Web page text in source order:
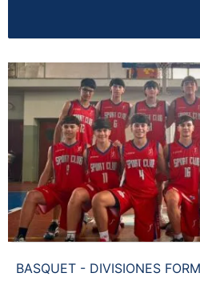
BASQUET - DIVISIONES